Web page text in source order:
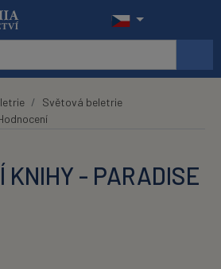
Světová beletrie
KNIHY - PARADISE